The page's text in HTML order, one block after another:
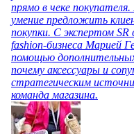
прямо в чеке
умение предложить
покупки. С экспертом SR
fashion-бизнеса Марией
помощью
почему аксессуары и
стратегическим
команда магазина.